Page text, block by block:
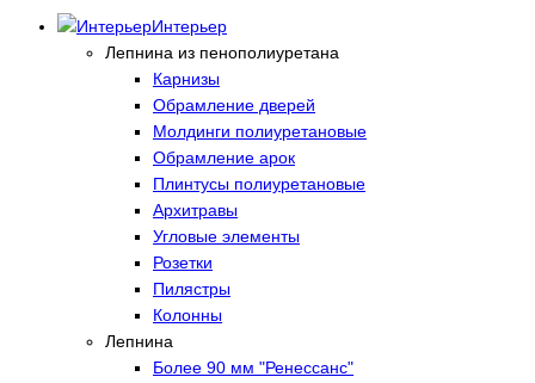
Интерьер
Лепнина из пенополиуретана
Карнизы
Обрамление дверей
Молдинги полиуретановые
Обрамление арок
Плинтусы полиуретановые
Архитравы
Угловые элементы
Розетки
Пилястры
Колонны
Лепнина
Более 90 мм "Ренессанс"